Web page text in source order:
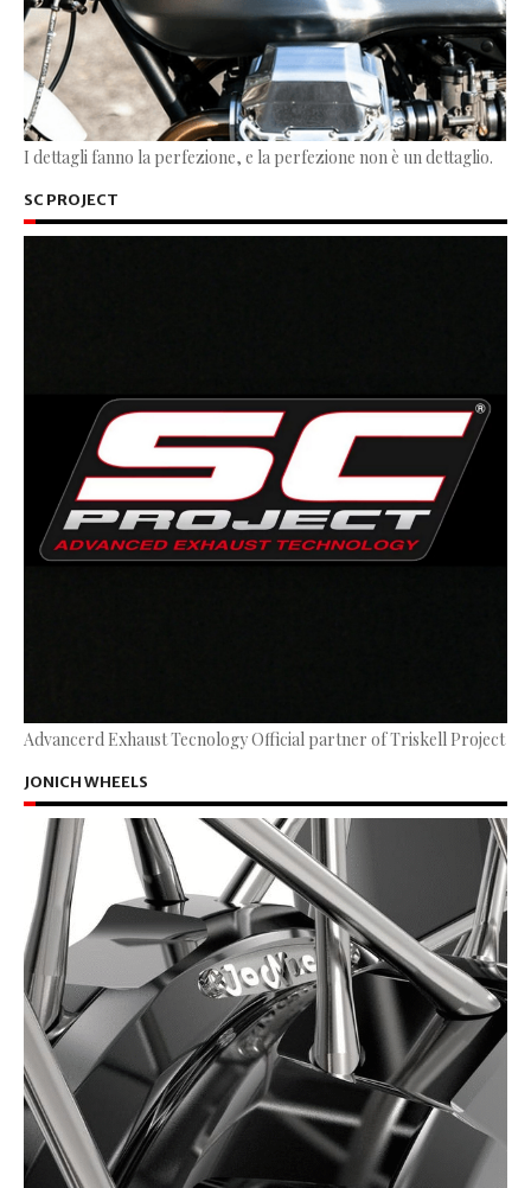
I dettagli fanno la perfezione, e la perfezione non è un dettaglio.
SC PROJECT
Advancerd Exhaust Tecnology Official partner of Triskell Project
JONICH WHEELS